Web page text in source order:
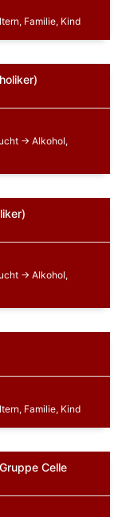
Familie, Kind
-> Alkohol,
-> Alkohol,
Familie, Kind
Celle